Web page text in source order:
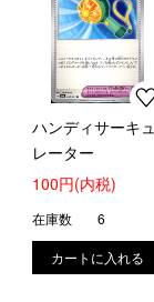
ハンディサーキュ
レーター
100円(内税)
在庫数 6